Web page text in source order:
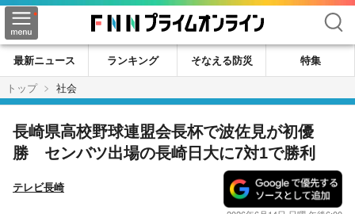
検索
最新ニュース ランキング そなえる防災
特集
トップ
社会
長崎県高校野球連盟会長杯で波佐見が初優
勝 センバツ出場の長崎日大に7対1で勝利
テレビ長崎